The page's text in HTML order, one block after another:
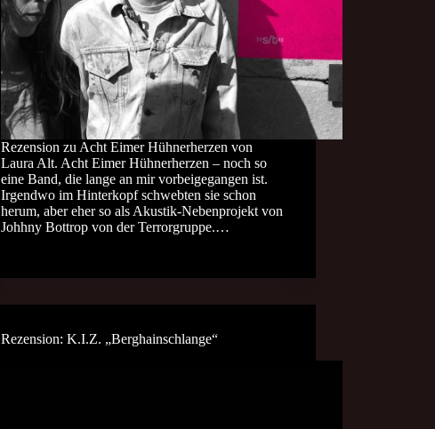
Rezension zu Acht Eimer Hühnerherzen von
Laura Alt. Acht Eimer Hühnerherzen – noch so
eine Band, die lange an mir vorbeigegangen ist.
Irgendwo im Hinterkopf schwebten sie schon
herum, aber eher so als Akustik-Nebenprojekt von
Johhny Bottrop von der Terrorgruppe.…
Rezension: K.I.Z. „Berghainschlange“